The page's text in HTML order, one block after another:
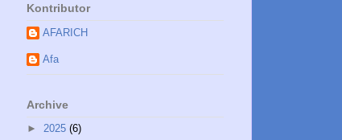
Kontributor
AFARICH
Afa
Archive
► 2025 (6)